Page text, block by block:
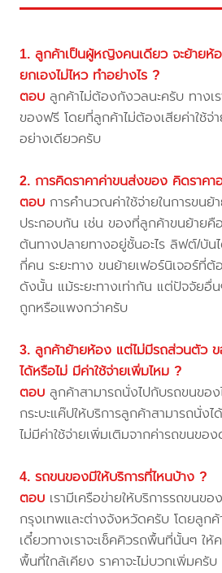
1. ลูกค้าเป็นผู้หญิงคนเดียว จะย้าย
ยกเองไม่ไหว ทำอย่างไร ?
ตอบ ลูกค้าไม่ต้องกังวลนะครับ ทางเ
ของฟรี โดยที่ลูกค้าไม่ต้องเสียค่าใช้จ่
อย่างเดียวครับ
2. การคิดราคาค่าขนส่งของ คิดราคา
ตอบ การคำนวณค่าใช้จ่ายในการขน
ประกอบกัน เช่น ของที่ลูกค้าขนย้ายคือ
ต้นทางปลายทางอยู่ชั้นอะไร ลิฟต์/บัน
กี่คน ระยะทาง ขนย้ายเฟอร์นิเจอร์ที่
ดังนั้น แม้ระยะทางเท่ากัน แต่ปัจจัยอื่
ถูกหรือแพงกว่าครับ
3. ลูกค้าย้ายห้อง แต่ไม่มีรถส่วนตัว
ได้หรือไม่ มีค่าใช้จ่ายเพิ่มไหม ?
ตอบ ลูกค้าสามารถนั่งไปกับรถขนของ
กระบะแค๊ปให้บริการลูกค้าสามารถนั่
ไม่มีค่าใช้จ่ายเพิ่มเติมจากค่ารถขนขอ
4. รถขนของมีให้บริการที่ไหนบ้าง ?
ตอบ เรามีเครือข่ายให้บริการรถขนข
กรุงเทพและต่างจังหวัดครับ โดยลูก
เดี๋ยวทางเราจะเช็คคิวรถพื้นที่นั้นๆ ให้
พื้นที่ใกล้เคียง ราคาจะไม่บวกเพิ่มครับ